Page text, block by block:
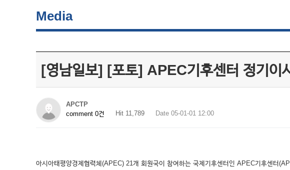
Media
[영남일보] [포토] APEC기후센터 정기이
APCTP
comment 0건
Hit 11,789 Date 05-01-01 12:00
아시아태평양경제협력체(APEC) 21개 회원국이 참여하는 국제기후센터인 APEC기후센터